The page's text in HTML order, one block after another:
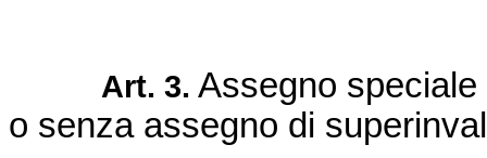
Art. 3. Assegno
o senza assegno di